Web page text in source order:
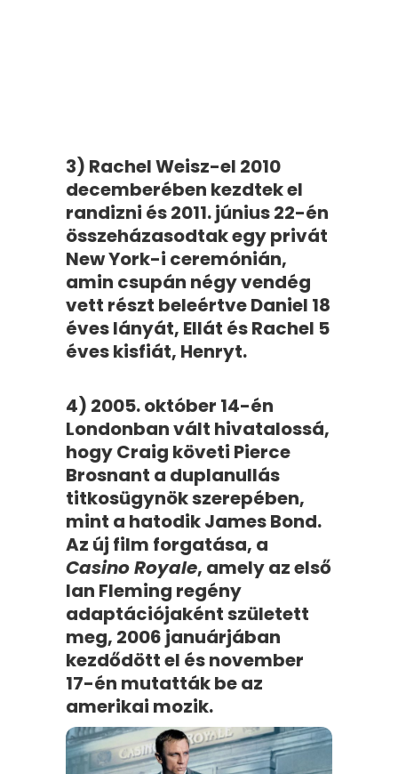
3) Rachel Weisz-el 2010
decemberében kezdtek el
randizni és 2011. június 22-én
összeházasodtak egy privát
New York-i ceremónián,
amin csupán négy vendég
vett részt beleértve Daniel 18
éves lányát, Ellát és Rachel 5
éves kisfiát, Henryt.
4) 2005. október 14-én
Londonban vált hivatalossá,
hogy Craig követi Pierce
Brosnant a duplanullás
titkosügynök szerepében,
mint a hatodik James Bond.
Az új film forgatása, a
Casino Royale, amely az első
Ian Fleming regény
adaptációjaként született
meg, 2006 januárjában
kezdődött el és november
17-én mutatták be az
amerikai mozik.